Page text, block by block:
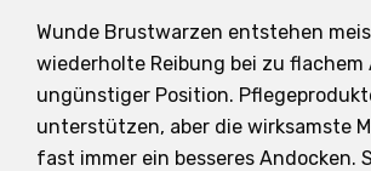
Wunde Brustwarzen entstehen
wiederholte Reibung bei zu flachem
ungünstiger Position.
unterstützen, aber die wirksamste
fast immer ein besseres Andocken.